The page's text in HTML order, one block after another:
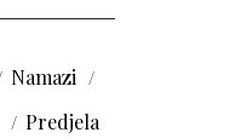
Namazi
Predjela